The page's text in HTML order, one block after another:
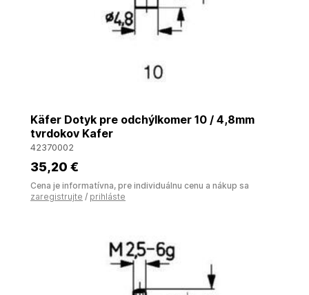
Käfer Dotyk pre odchýlkomer 10 / 4,8mm
tvrdokov Kafer
42370002
35,20 €
Cena je informatívna, pre individuálnu cenu a nákup sa
zaregistrujte / prihláste